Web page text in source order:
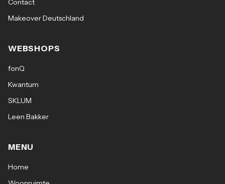
Contact
Makeover Deutschland
WEBSHOPS
fonQ
Kwantum
SKLUM
Leen Bakker
MENU
Home